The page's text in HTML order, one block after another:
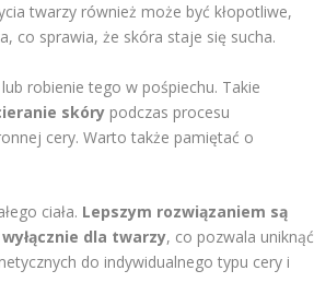
twarzy również może być kłopotliwe,
co sprawia, że skóra staje się sucha.
robienie tego w pośpiechu. Takie
skóry podczas procesu
cery. Warto także pamiętać o
ciała. Lepszym rozwiązaniem są
dla twarzy, co pozwala uniknąć
do indywidualnego typu cery i